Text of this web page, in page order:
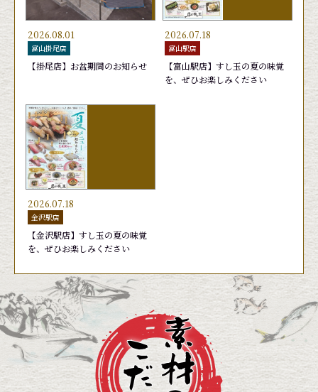
おま
おす
440円
天然
1,760円
お勧
2,090
2026.08.01
富山掛尾店
【掛尾店】お盆期間のお知らせ
2026.07.18
富山駅店
【富山駅店】すし玉の夏の味覚
を、ぜひお楽しみください
2026.07.18
金沢駅店
【金沢駅店】すし玉の夏の味覚
を、ぜひお楽しみください